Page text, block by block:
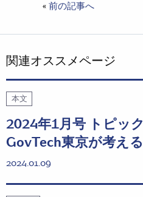
« 前の記事へ
関連オススメページ
本文
2024年1月号 トピッ
GovTech東京が考え
2024.01.09